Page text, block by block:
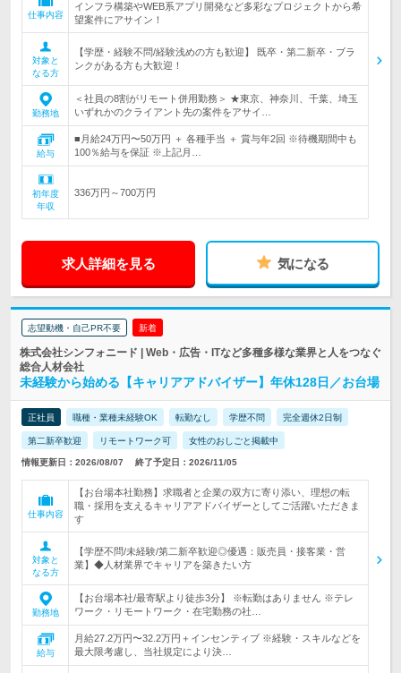
仕事内容
インフラ構築やWEB系アプリ開発など多彩なプロジェクトから希
望案件にアサイン！
対象と
なる方
【学歴・経験不問/経験浅めの方も歓迎】 既卒・第二新卒・ブラ
ンクがある方も大歓迎！
勤務地
＜社員の8割がリモート併用勤務＞ ★東京、神奈川、千葉、埼玉
いずれかのクライアント先の案件をアサイ…
給与
■月給24万円〜50万円 ＋ 各種手当 ＋ 賞与年2回 ※待機期間中も
100％給与を保証 ※上記月…
初年度
年収
336万円～700万円
求人詳細を見る 気になる
志望動機・自己PR不要 新着
株式会社シンフォニード | Web・広告・ITなど多種多様な業界と人をつなぐ
総合人材会社
未経験から始める【キャリアアドバイザー】年休128日／お台場
正社員 職種・業種未経験OK 転勤なし 学歴不問 完全週休2日制
第二新卒歓迎 リモートワーク可 女性のおしごと掲載中
情報更新日：2026/08/07 終了予定日：2026/11/05
仕事内容
【お台場本社勤務】求職者と企業の双方に寄り添い、理想の転
職・採用を支えるキャリアアドバイザーとしてご活躍いただきま
す
対象と
なる方
【学歴不問/未経験/第二新卒歓迎◎優遇：販売員・接客業・営
業】◆人材業界でキャリアを築きたい方
勤務地
【お台場本社/最寄駅より徒歩3分】 ※転勤はありません ※テレ
ワーク・リモートワーク・在宅勤務の社…
給与
月給27.2万円〜32.2万円＋インセンティブ ※経験・スキルなどを
最大限考慮し、当社規定により決…